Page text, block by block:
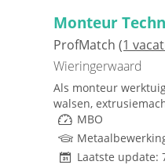
Monteur
ProfMatch (1
Wieringerwaard
Als monteur
walsen,
MBO
Laatste update: